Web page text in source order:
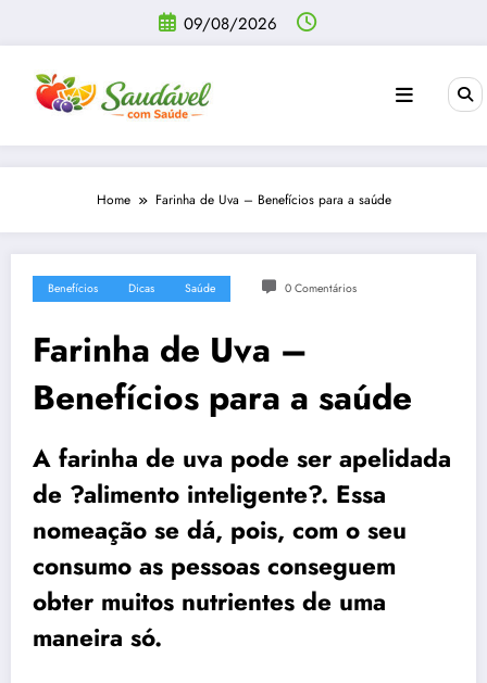
o
conteúdo
09/08/2026
Home Farinha de Uva – Benefícios para a saúde
Benefícios Dicas Saúde 0 Comentários
Farinha de Uva –
Benefícios para a saúde
A farinha de uva pode ser apelidada
de ?alimento inteligente?. Essa
nomeação se dá, pois, com o seu
consumo as pessoas conseguem
obter muitos nutrientes de uma
maneira só.